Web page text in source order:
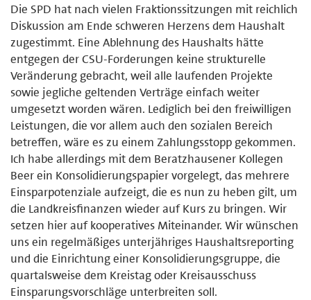
Die SPD hat nach vielen Fraktionssitzungen mit reichlich
Diskussion am Ende schweren Herzens dem Haushalt
zugestimmt. Eine Ablehnung des Haushalts hätte
entgegen der CSU-Forderungen keine strukturelle
Veränderung gebracht, weil alle laufenden Projekte
sowie jegliche geltenden Verträge einfach weiter
umgesetzt worden wären. Lediglich bei den freiwilligen
Leistungen, die vor allem auch den sozialen Bereich
betreffen, wäre es zu einem Zahlungsstopp gekommen.
Ich habe allerdings mit dem Beratzhausener Kollegen
Beer ein Konsolidierungspapier vorgelegt, das mehrere
Einsparpotenziale aufzeigt, die es nun zu heben gilt, um
die Landkreisfinanzen wieder auf Kurs zu bringen. Wir
setzen hier auf kooperatives Miteinander. Wir wünschen
uns ein regelmäßiges unterjähriges Haushaltsreporting
und die Einrichtung einer Konsolidierungsgruppe, die
quartalsweise dem Kreistag oder Kreisausschuss
Einsparungsvorschläge unterbreiten soll.